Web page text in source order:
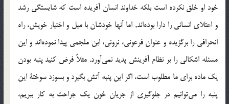
خود او خلق نكرده است بلكه خداوند انسان آفريده است كه شايستگي رشد
و اعتلاي انساني را دارا بوده‎اند, اما آنها خودشان با ميل و اختيار خويش، راه
انحرافي را برگزيده و عنوان فرعوني، نروني، ابن ملجمي پيدا نموده‎اند و اين
مسئله اشكالي را بر نظام آفرينش پديد نمي‎آورد. مثلاً فرض كنيد پنبه بودن
يك ماده براي ما مطلوب است، اگر اين پنبه آتش بگيرد و بسوزد سوختة اين
پنبه را مي‎توانيم در جلوگيري از جريان خون يك جراحت به كار ببريم،